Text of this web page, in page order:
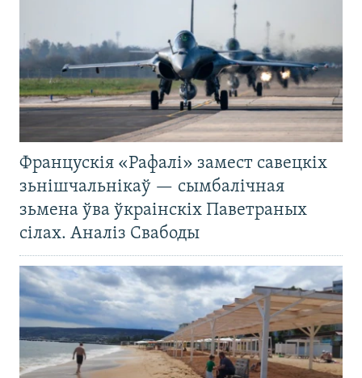
Францускія «Рафалі» замест савецкіх
зьнішчальнікаў — сымбалічная
зьмена ўва ўкраінскіх Паветраных
сілах. Аналіз Свабоды